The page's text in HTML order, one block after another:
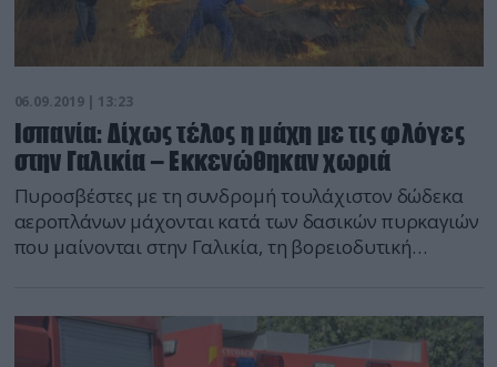
06.09.2019 | 13:23
Ισπανία: Δίχως τέλος η μάχη με τις φλόγες
στην Γαλικία – Εκκενώθηκαν χωριά
Πυροσβέστες με τη συνδρομή τουλάχιστον δώδεκα
αεροπλάνων μάχονται κατά των δασικών πυρκαγιών
που μαίνονται στην Γαλικία, τη βορειοδυτική
αυτοκινητόδρομους και να εκκενωθούν πολλά
χωριά, δήλωσαν σήμερα τοπικές αρχές.